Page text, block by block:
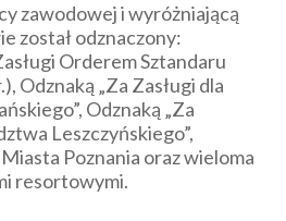
zawodowej i wyróżniającą
został odznaczony:
Orderem Sztandaru
Odznaką „Za Zasługi dla
Odznaką „Za
Leszczyńskiego”,
Poznania oraz wieloma
resortowymi.